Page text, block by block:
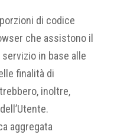
di codice
che assistono il
in base alle
finalità di
inoltre,
aggregata